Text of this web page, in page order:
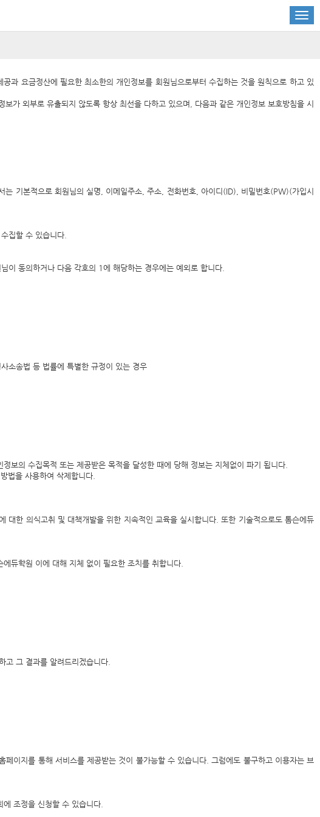
요금정산에 필요한 최소한의 개인정보를 회원님으로부터 수집하는 것을 원칙으로 하고 있
가 외부로 유출되지 않도록 항상 최선을 다하고 있으며, 다음과 같은 개인정보 보호방침을 시
기본적으로 회원님의 실명, 이메일주소, 주소, 전화번호, 아이디(ID), 비밀번호(PW)(가입시
집할 수 있습니다.
이 동의하거나 다음 각호의 1에 해당하는 경우에는 예외로 합니다.
소송법 등 법률에 특별한 규정이 있는 경우
보의 수집목적 또는 제공받은 목적을 달성한 때에 당해 정보는 지체없이 파기 됩니다.
법을 사용하여 삭제합니다.
한 의식고취 및 대책개발을 위한 지속적인 교육을 실시합니다. 또한 기술적으로도 톰슨에듀
듀학원 이에 대해 지체 없이 필요한 조치를 취합니다.
고 그 결과를 알려드리겠습니다.
이지를 통해 서비스를 제공받는 것이 불가능할 수 있습니다. 그럼에도 불구하고 이용자는 브
조정을 신청할 수 있습니다.